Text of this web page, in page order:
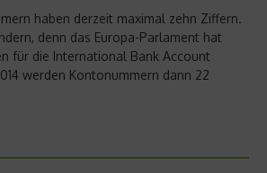
haben derzeit maximal zehn Ziffern.
denn das Europa-Parlament hat
für die International Bank Account
werden Kontonummern dann 22